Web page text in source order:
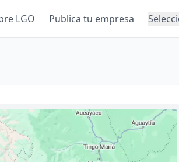
LGO Publica tu empresa